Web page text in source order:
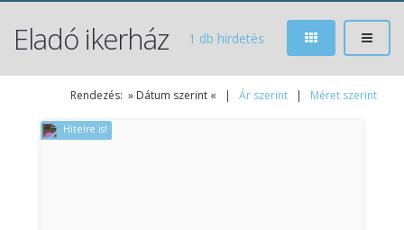
1 db hirdetés
Eladó ikerház
Rendezés: » Dátum szerint « | Ár szerint | Méret szerint
Hitelre is!